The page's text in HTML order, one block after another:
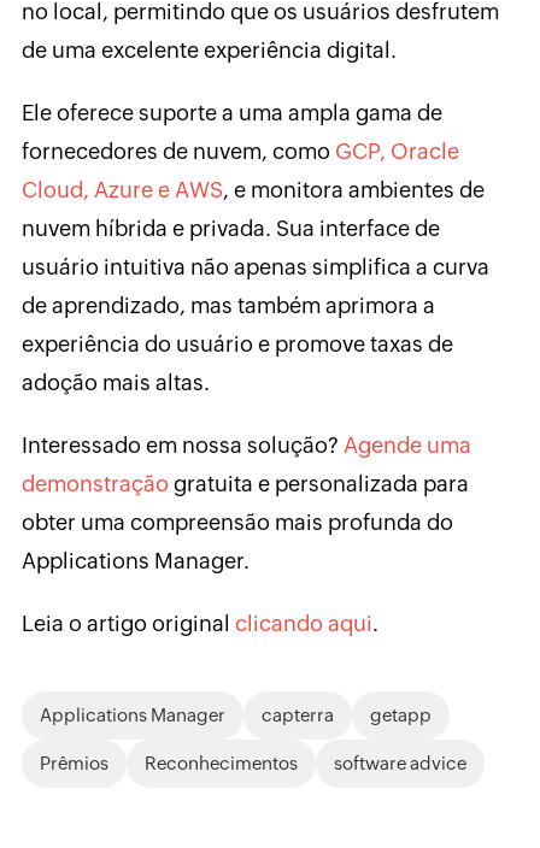
no local, permitindo que os usuários desfrutem
de uma excelente experiência digital.
Ele oferece suporte a uma ampla gama de
fornecedores de nuvem, como GCP, Oracle
Cloud, Azure e AWS, e monitora ambientes de
nuvem híbrida e privada. Sua interface de
usuário intuitiva não apenas simplifica a curva
de aprendizado, mas também aprimora a
experiência do usuário e promove taxas de
adoção mais altas.
Interessado em nossa solução? Agende uma
demonstração gratuita e personalizada para
obter uma compreensão mais profunda do
Applications Manager.
Leia o artigo original clicando aqui.
Applications Manager capterra getapp
Prêmios Reconhecimentos software advice